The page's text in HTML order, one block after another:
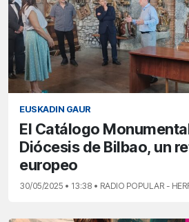
EUSKADIN GAUR
El Catálogo
Diócesis de Bilbao, un
europeo
30/05/2025 • 13:38 • RADIO POPULAR -